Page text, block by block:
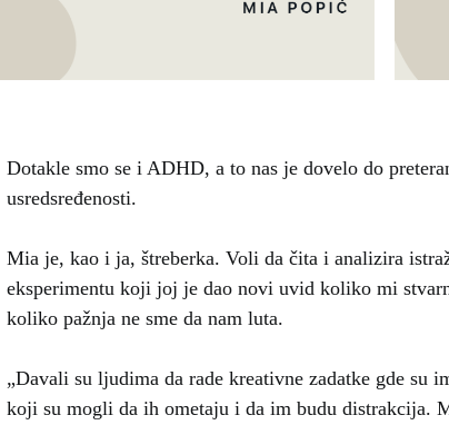
Dotakle smo se i ADHD, a to nas je dovelo do
usredsređenosti.
Mia je, kao i ja, štreberka. Voli da čita i analizira
eksperimentu koji joj je dao novi uvid koliko mi
koliko pažnja ne sme da nam luta.
„Davali su ljudima da rade kreativne zadatke gde su
koji su mogli da ih ometaju i da im budu distrakcija.